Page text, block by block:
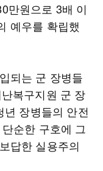
만원으로 3배 이
예우를 확립했
되는 군 장병들
복구지원 군 장
년 장병들의 안전
순한 구호에 그
답한 실용주의